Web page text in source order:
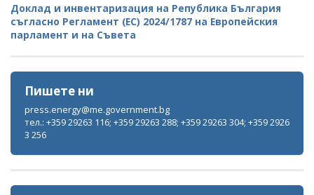
Доклад и инвентаризация на Република България
съгласно Регламент (ЕС) 2024/1787 на Европейския
парламент и на Съвета
Пишете ни
press.energy@me.government.bg
тел.: +359 29263 116; +359 29263 288; +359 29263 304; +359 2926
3 256